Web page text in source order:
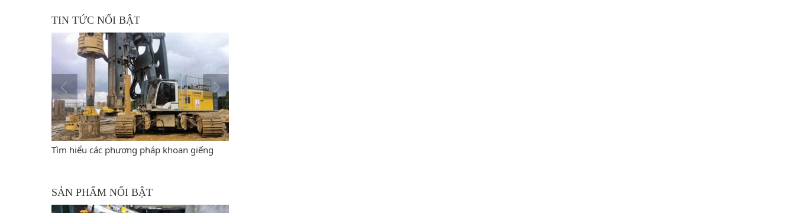
TIN TỨC NỔI BẬT
pháp khoan giếng
Đại lý bán máy khoan đập cáp giá rẻ, chất
SẢN PHẨM NỔI BẬT